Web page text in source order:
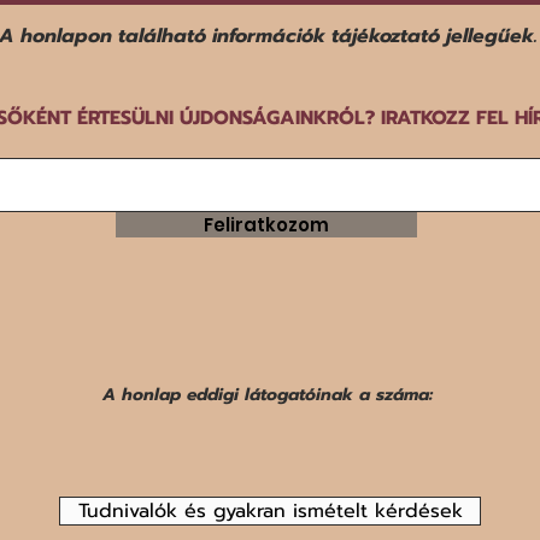
kézilabda-válogatott a dán-
norvég-svéd közös rendezésű
honlapon található információk tájékoztató jellegűek.
ÉRTESÜLNI ÚJDONSÁGAINKRÓL? IRATKOZZ FEL
Feliratkozom
A honlap eddigi látogatóinak a száma:
Tudnivalók és gyakran ismételt kérdések